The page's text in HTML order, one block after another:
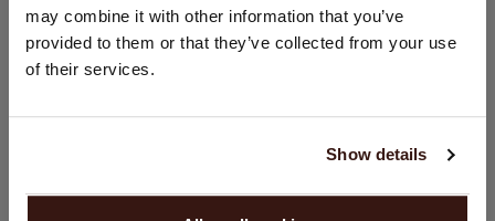
may combine it with other information that you’ve
provided to them or that they’ve collected from your use
of their services.
Show details
Knopfverschluss vorne
Gerader Schnitt
Gerade Passform
GRÖSSE & SCHNITT
Vereinigte Staaten ($)
WEITER